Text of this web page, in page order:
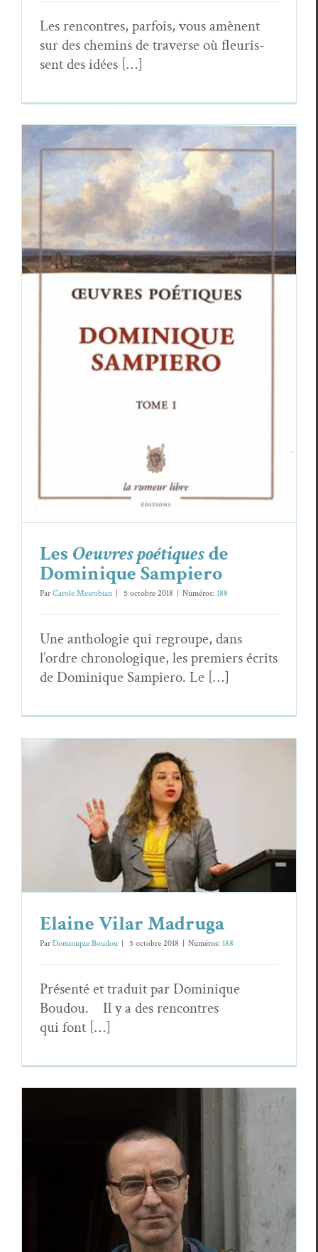
Les ren­con­tres, par­fois, vous amè­nent
sur des chemins de tra­verse où fleuris­
sent des idées […]
LesOeuvres poétiquesde Dominique
Sampiero
Dominique Sampiero Essais & Chroniques
Les Oeuvres poétiquesde
Dominique Sampiero
ParCarole Mesrobian 5 octo­bre 2018 Numéros: 188
Une antholo­gie qui regroupe, dans
l’ordre chronologique, les pre­miers écrits
de Dominique Sampiero. Le […]
Elaine Vilar Madruga
Elaine Vilar Madru­ga Essais & Chroniques
Elaine Vilar Madruga
ParDominique Boudou 5 octo­bre 2018 Numéros: 188
Présen­té et traduit par Dominique
Boudou. Il y a des ren­con­tres
qui font […]
Michele Miccia — Il Ciclo dell’acqua /